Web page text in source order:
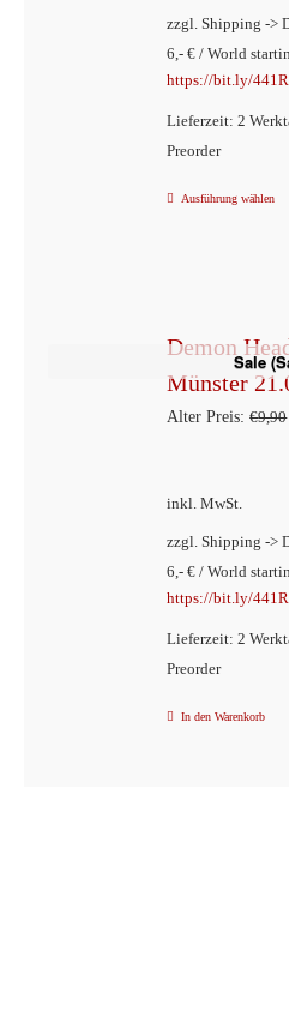
zzgl. Shipping ->
6,- € / World
https://bit.ly/
Lieferzeit: 2
Preorder
Ausführung wählen
Sale
Demon
Münster
Alter Preis: €9,90
inkl. MwSt.
zzgl. Shipping ->
6,- € / World
https://bit.ly/
Lieferzeit: 2
Preorder
In den Warenkorb